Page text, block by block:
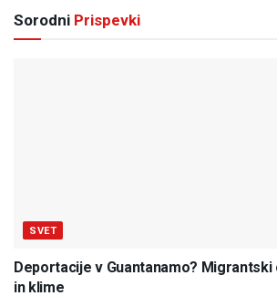
Sorodni Prispevki
SVET
Deportacije v Guantanamo?
in klime